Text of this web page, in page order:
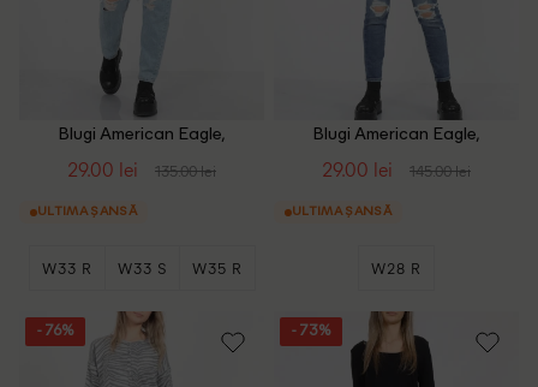
Blugi American Eagle,
29.00 lei 135.00 lei
ULTIMA ȘANSĂ
W33 R W33 S W35 R
+1
Blugi American Eagle,
29.00 lei 145.00 lei
ULTIMA ȘANSĂ
W28 R
- 76% - 73%